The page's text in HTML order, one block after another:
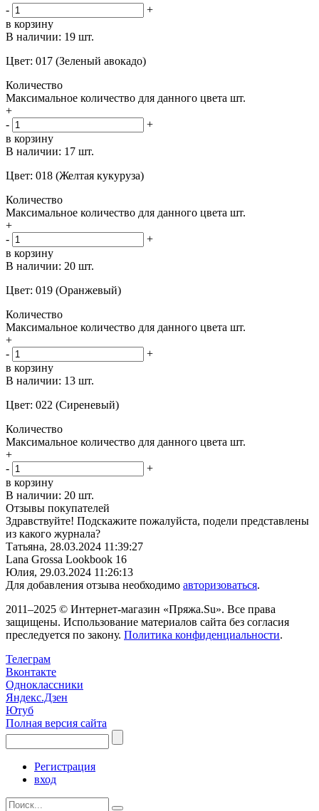
-
+
в корзину
В наличии: 19 шт.
Цвет: 017 (Зеленый авокадо)
Количество
Максимальное количество для данного цвета шт.
+
-
+
в корзину
В наличии: 17 шт.
Цвет: 018 (Желтая кукуруза)
Количество
Максимальное количество для данного цвета шт.
+
-
+
в корзину
В наличии: 20 шт.
Цвет: 019 (Оранжевый)
Количество
Максимальное количество для данного цвета шт.
+
-
+
в корзину
В наличии: 13 шт.
Цвет: 022 (Сиреневый)
Количество
Максимальное количество для данного цвета шт.
+
-
+
в корзину
В наличии: 20 шт.
Отзывы покупателей
Здравствуйте! Подскажите пожалуйста, подели представлены
из какого журнала?
Татьяна, 28.03.2024 11:39:27
Lana Grossa Lookbook 16
Юлия, 29.03.2024 11:26:13
Для добавления отзыва необходимо авторизоваться.
2011–2025 © Интернет-магазин «Пряжа.Su». Все права
защищены. Использование материалов сайта без согласия
преследуется по закону. Политика конфиденциальности.
Телеграм
Вконтакте
Одноклассники
Яндекс.Дзен
Ютуб
Полная версия сайта
Регистрация
вход